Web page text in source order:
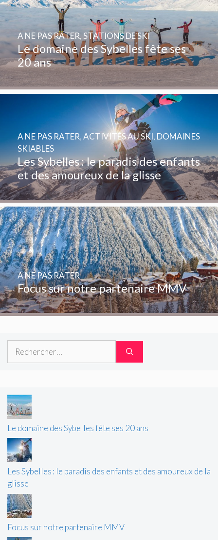
Le domaine des Sybelles fête ses
20 ans
A NE PAS RATER,STATIONS DE SKI
Les Sybelles : le paradis des enfants
et des amoureux de la glisse
A NE PAS RATER,ACTIVITÉS AU SKI, DOMAINES
SKIABLES
Focus sur notre partenaire MMV
A NE PAS RATER
Le domaine des Sybelles fête ses 20 ans
Les Sybelles : le paradis des enfants et des amoureux de la
glisse
Focus sur notre partenaire MMV